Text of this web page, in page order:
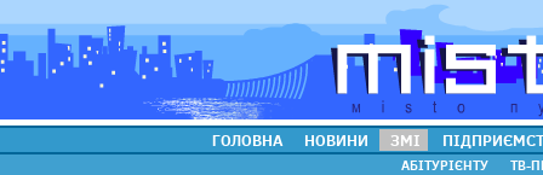
ГОЛОВНА НОВИНИ ЗМІ
АБІТУРІЄНТУ ТВ-